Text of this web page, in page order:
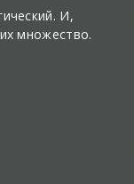
И,
множество.